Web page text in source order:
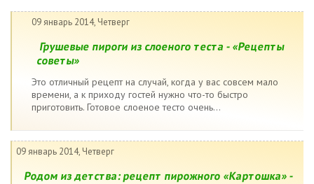
09 январь 2014, Четверг
Грушевые пироги из слоеного теста - «Рецепты
советы»
Это отличный рецепт на случай, когда у вас совсем мало
времени, а к приходу гостей нужно что-то быстро
приготовить. Готовое слоеное тесто очень...
09 январь 2014, Четверг
Родом из детства: рецепт пирожного «Картошка» -